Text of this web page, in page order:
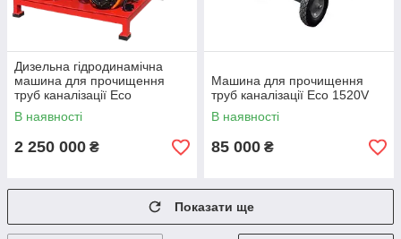
Дизельна гідродинамічна
машина для прочищення
труб каналізації Eco
1302596DS
В наявності
2 250 000 ₴
Машина для прочищення
труб каналізації Eco 1520V
В наявності
85 000 ₴
Показати ще